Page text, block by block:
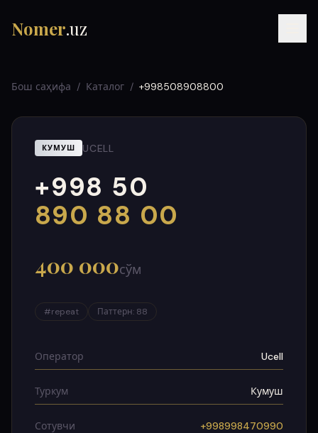
Nomer.uz
UZ УЗ
Бош саҳифа / Каталог / +998508908800
КУМУШ UCELL
+998 50
890 88 00
000
999
400 000сўм
#repeat Паттерн: 88
Оператор Ucell
Туркум Кумуш
Сотувчи +998998470990